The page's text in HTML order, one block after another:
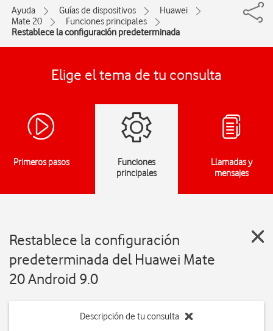
Ayuda Guías de dispositivos
Huawei
Mate 20
Funciones principales
Restablece la configuración predeterminada
Elige el tema de tu consulta
Primeros pasos
Funciones
principales
Llamadas y
mensajes
Restablece la configuración
predeterminada del Huawei Mate
20 Android 9.0
Descripción de tu consulta